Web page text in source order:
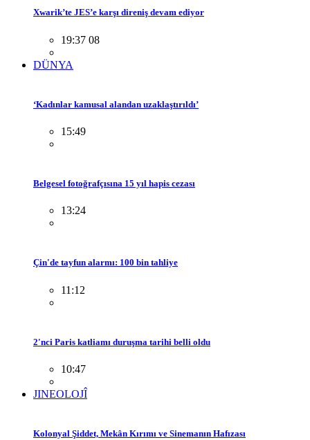
Xwarik’te JES’e karşı direniş devam ediyor
19:37 08
DÜNYA
‘Kadınlar kamusal alandan uzaklaştırıldı’
15:49
Belgesel fotoğrafçısına 15 yıl hapis cezası
13:24
Çin'de tayfun alarmı: 100 bin tahliye
11:12
2'nci Paris katliamı duruşma tarihi belli oldu
10:47
JINEOLOJÎ
Kolonyal Şiddet, Mekân Kırımı ve Sinemanın Hafızası